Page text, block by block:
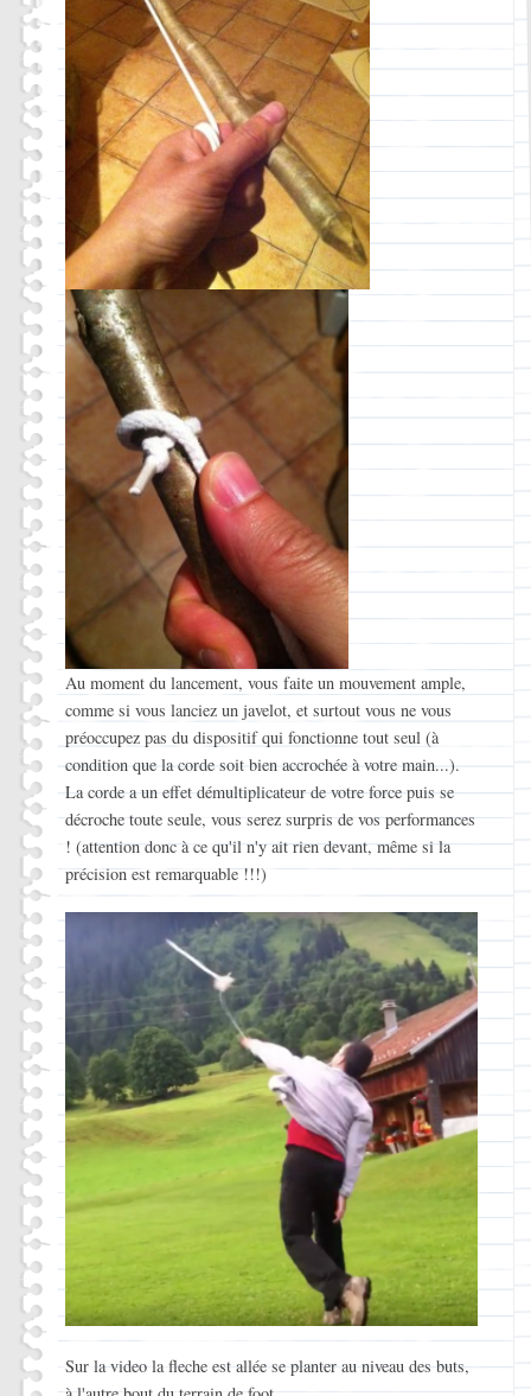
Au moment du lancement, vous faite un mouvement ample,
comme si vous lanciez un javelot, et surtout vous ne vous
préoccupez pas du dispositif qui fonctionne tout seul (à
condition que la corde soit bien accrochée à votre main...).
La corde a un effet démultiplicateur de votre force puis se
décroche toute seule, vous serez surpris de vos performances
! (attention donc à ce qu'il n'y ait rien devant, même si la
précision est remarquable !!!)
Sur la video la fleche est allée se planter au niveau des buts,